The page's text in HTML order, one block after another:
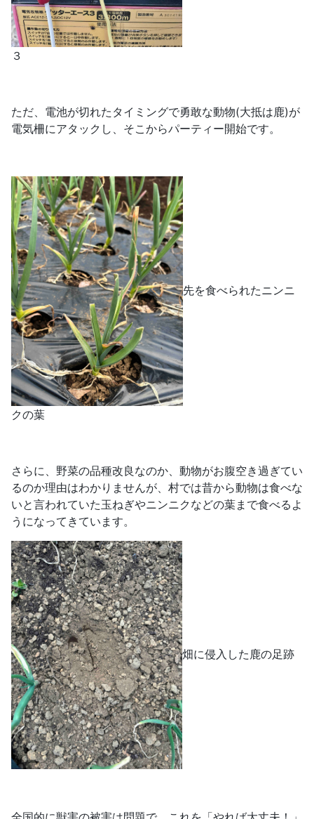
３
ただ、電池が切れたタイミングで勇敢な動物(大抵は鹿)が
電気柵にアタックし、そこからパーティー開始です。
先を食べられたニンニ
クの葉
さらに、野菜の品種改良なのか、動物がお腹空き過ぎてい
るのか理由はわかりませんが、村では昔から動物は食べな
いと言われていた玉ねぎやニンニクなどの葉まで食べるよ
うになってきています。
畑に侵入した鹿の足跡